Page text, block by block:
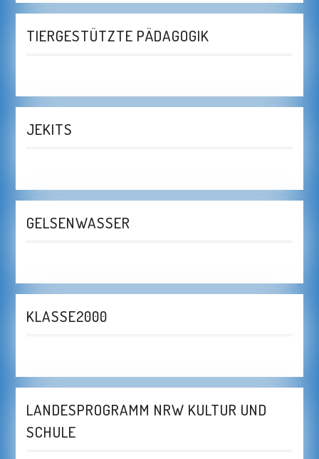
TIERGESTÜTZTE PÄDAGOGIK
JEKITS
GELSENWASSER
KLASSE2000
LANDESPROGRAMM NRW KULTUR UND
SCHULE